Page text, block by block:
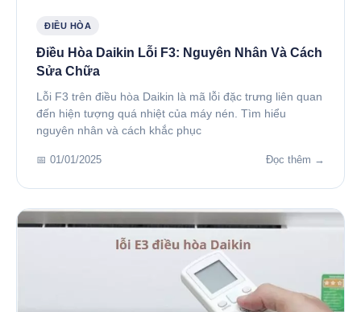
ĐIỀU HÒA
Điều Hòa Daikin Lỗi F3: Nguyên Nhân Và Cách
Sửa Chữa
Lỗi F3 trên điều hòa Daikin là mã lỗi đặc trưng liên quan
đến hiện tượng quá nhiệt của máy nén. Tìm hiểu
nguyên nhân và cách khắc phục
📅 01/01/2025 Đọc thêm →